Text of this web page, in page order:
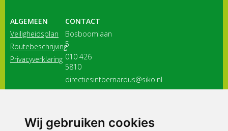
Wij gebruiken cookies
ALGEMEEN
Veiligheidsplan
Routebeschrijving
Privacyverklaring
CONTACT
Bosboomlaan
5
010 426
5810
directiesintbernardus@siko.nl
3116 JB
ONDERDEEL VAN